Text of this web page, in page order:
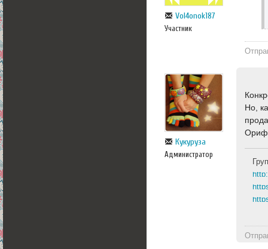
Vol4onok187
Участник
Кукуруза
Администратор
Но,